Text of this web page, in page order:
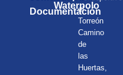
Documentación
Waterpolo
el
Torreón
Camino
de
las
Huertas,